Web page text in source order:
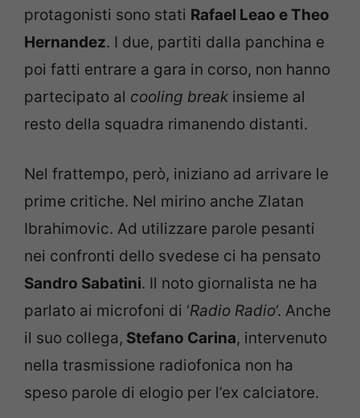
protagonisti sono stati Rafael Leao e Theo
Hernandez. I due, partiti dalla panchina e
poi fatti entrare a gara in corso, non hanno
partecipato al cooling break insieme al
resto della squadra rimanendo distanti.
Nel frattempo, però, iniziano ad arrivare le
prime critiche. Nel mirino anche Zlatan
Ibrahimovic. Ad utilizzare parole pesanti
nei confronti dello svedese ci ha pensato
Sandro Sabatini. Il noto giornalista ne ha
parlato ai microfoni di ‘Radio Radio‘. Anche
il suo collega, Stefano Carina, intervenuto
nella trasmissione radiofonica non ha
speso parole di elogio per l’ex calciatore.